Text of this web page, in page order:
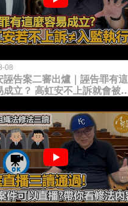
08
誣告案二審出爐｜誣告罪有這
成立？ 高虹安不上訴就會被